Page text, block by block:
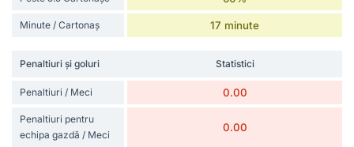
Minute / Cartonaș 17 minute
Penaltiuri și goluri Statistici
Penaltiuri / Meci 0.00
Penaltiuri pentru
echipa gazdă / Meci
0.00